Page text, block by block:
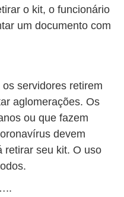
o kit, o funcionário
um documento com
servidores retirem
aglomerações. Os
ou que fazem
devem
retirar seu kit. O uso